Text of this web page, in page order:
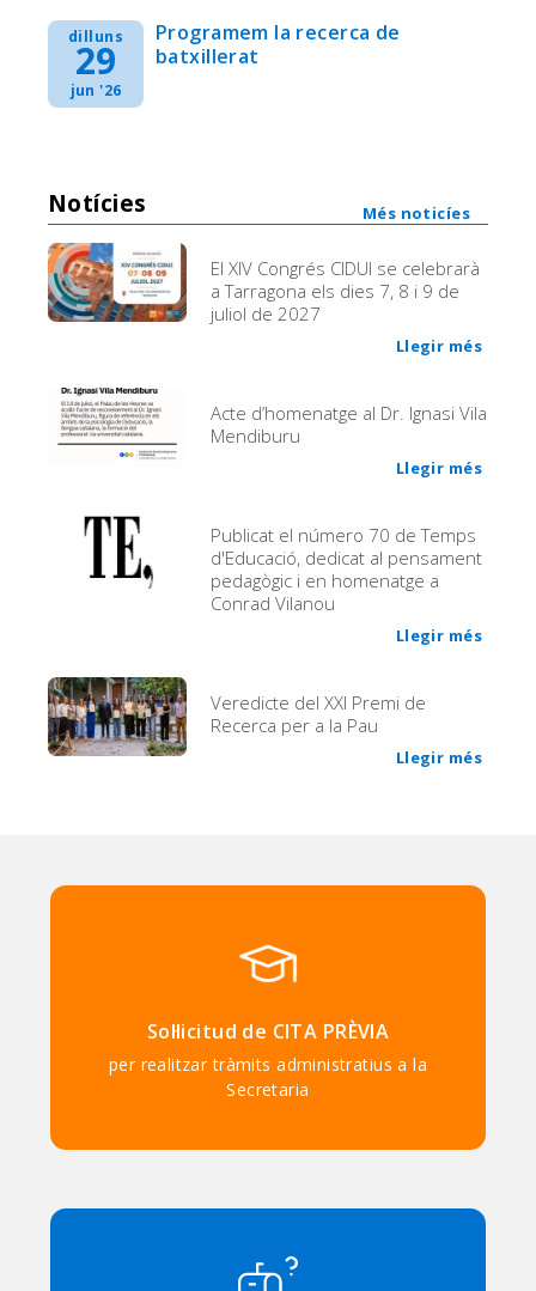
dilluns
29
jun '26
Programem la recerca de
batxillerat
Notícies
El XIV Congrés CIDUI se celebrarà
a Tarragona els dies 7, 8 i 9 de
juliol de 2027
Llegir més
Acte d’homenatge al Dr. Ignasi Vila
Mendiburu
Llegir més
Publicat el número 70 de Temps
d'Educació, dedicat al pensament
pedagògic i en homenatge a
Conrad Vilanou
Llegir més
Veredicte del XXI Premi de
Recerca per a la Pau
Llegir més
Més noticíes
Sol·licitud de CITA PRÈVIA
per realitzar tràmits administratius a la
Secretaria